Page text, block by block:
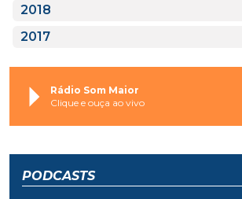
2018
2017
Rádio Som Maior
Clique e ouça ao vivo
PODCASTS